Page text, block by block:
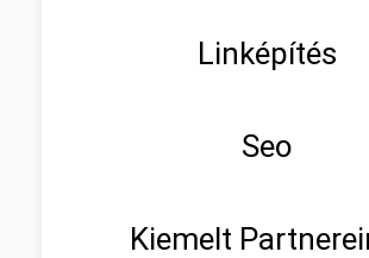
Linképítés
Seo
Kiemelt